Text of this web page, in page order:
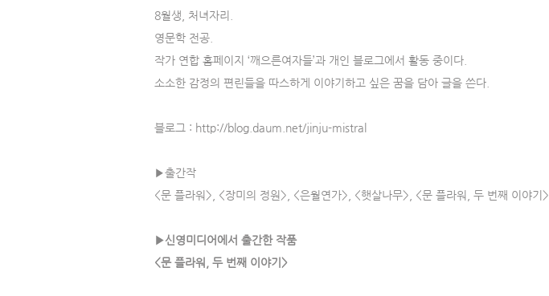
8월생, 처녀자리.
영문학 전공.
작가 연합 홈페이지 ‘깨으른여자들’과 개인 블로그에서 활동 중이다.
소소한 감정의 편린들을 따스하게 이야기하고 싶은 꿈을 담아 글을 쓴다.
블로그 : http://blog.daum.net/jinju-mistral
▶출간작
<문 플라워>, <장미의 정원>, <은월연가>, <햇살나무>, <문 플라워, 두 번째 이야기>
▶신영미디어에서 출간한 작품
<문 플라워, 두 번째 이야기>